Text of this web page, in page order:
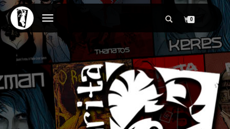
ALTERNAR
NAVEGAÇÃO
0